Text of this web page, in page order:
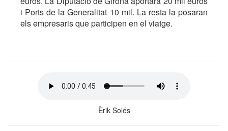
i Ports de la Generalitat 10 mil. La resta la posaran
els empresaris que participen en el viatge.
Èrik Solés